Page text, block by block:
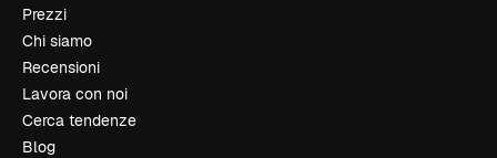
Prezzi
Chi siamo
Recensioni
Lavora con noi
Cerca tendenze
Blog